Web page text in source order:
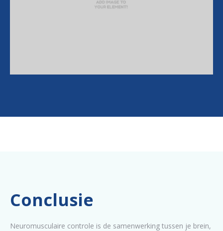
Conclusie
Neuromusculaire controle is de samenwerking tussen je brein,